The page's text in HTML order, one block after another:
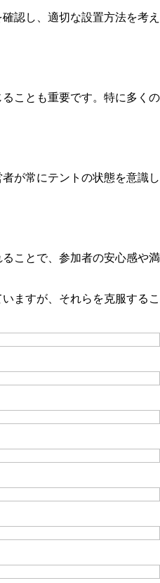
認し、適切な設置方法を考え
ことも重要です。特に多くの
が常にテントの状態を意識し
ことで、参加者の安心感や満
ますが、それらを克服するこ